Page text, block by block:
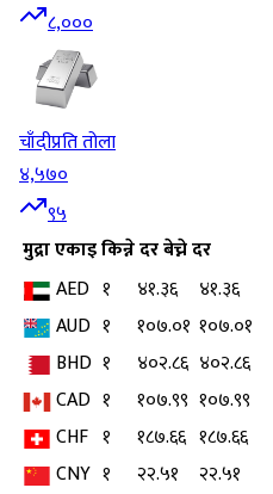
८,०००
चाँदीप्रति तोला
४,५७०
९५
मुद्राएकाइकिन्ने दरबेच्ने दर
AED १ ४१.३६
४१.३६
AUD १ १०७.०१ १०७.०१
BHD १ ४०२.८६ ४०२.८६
CAD १ १०७.९९ १०७.९९
CHF १ १८७.६६ १८७.६६
CNY १ २२.५१
२२.५१